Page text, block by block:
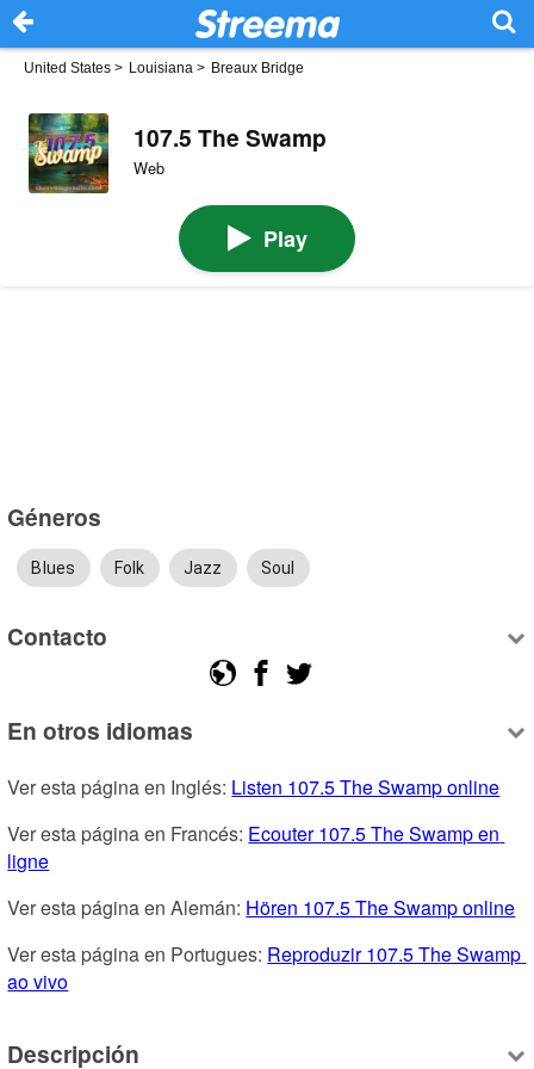
United States > Louisiana > Breaux Bridge
107.5 The Swamp
Web
Play
Géneros
Blues Folk Jazz Soul
Contacto
En otros idiomas
Ver esta página en Inglés: Listen 107.5 The Swamp online
Ver esta página en Francés: Ecouter 107.5 The Swamp en
ligne
Ver esta página en Alemán: Hören 107.5 The Swamp online
Ver esta página en Portugues: Reproduzir 107.5 The Swamp
ao vivo
Descripción